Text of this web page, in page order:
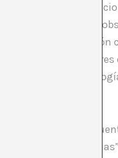
y de las
método, con su
de aprobación
como
a la religión como
el término